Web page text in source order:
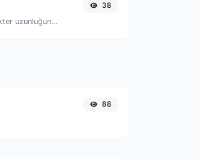
Herhangi bir metin girişi için 32 karakter uzunluğunda MD5 hash üretin.
38
88